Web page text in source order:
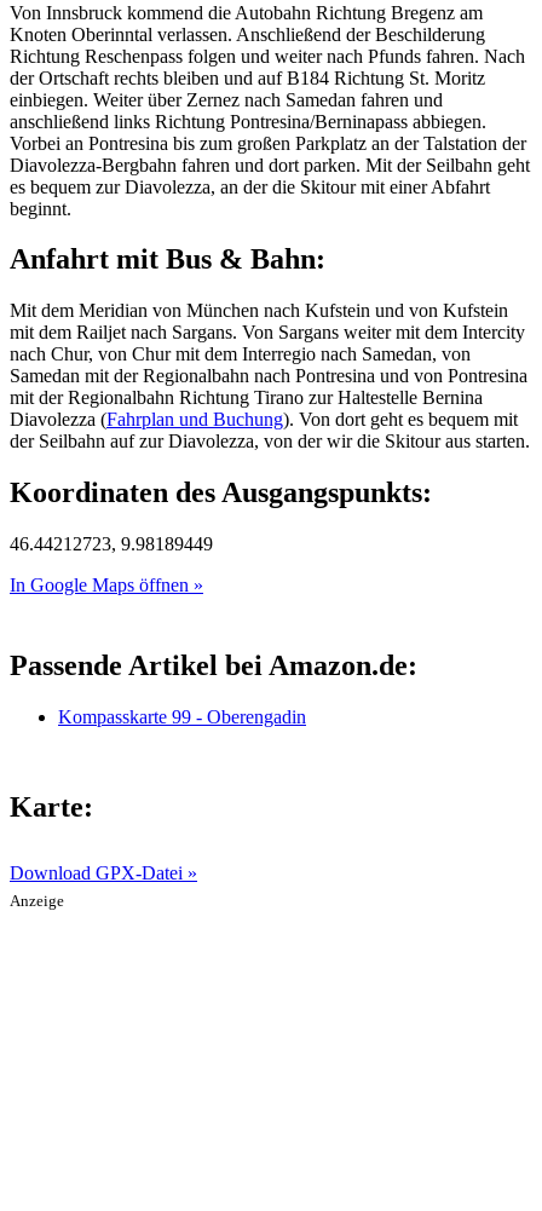
Von Innsbruck kommend die Autobahn Richtung Bregenz am
Knoten Oberinntal verlassen. Anschließend der Beschilderung
Richtung Reschenpass folgen und weiter nach Pfunds fahren. Nach
der Ortschaft rechts bleiben und auf B184 Richtung St. Moritz
einbiegen. Weiter über Zernez nach Samedan fahren und
anschließend links Richtung Pontresina/Berninapass abbiegen.
Vorbei an Pontresina bis zum großen Parkplatz an der Talstation der
Diavolezza-Bergbahn fahren und dort parken. Mit der Seilbahn geht
es bequem zur Diavolezza, an der die Skitour mit einer Abfahrt
beginnt.
Anfahrt mit Bus & Bahn:
Mit dem Meridian von München nach Kufstein und von Kufstein
mit dem Railjet nach Sargans. Von Sargans weiter mit dem Intercity
nach Chur, von Chur mit dem Interregio nach Samedan, von
Samedan mit der Regionalbahn nach Pontresina und von Pontresina
mit der Regionalbahn Richtung Tirano zur Haltestelle Bernina
Diavolezza (Fahrplan und Buchung). Von dort geht es bequem mit
der Seilbahn auf zur Diavolezza, von der wir die Skitour aus starten.
Koordinaten des Ausgangspunkts:
46.44212723, 9.98189449
In Google Maps öffnen »
Passende Artikel bei Amazon.de:
Kompasskarte 99 - Oberengadin
Karte:
Download GPX-Datei »
Anzeige